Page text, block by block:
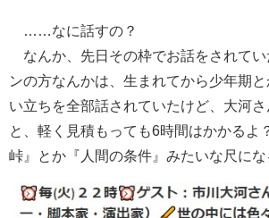
……なに話すの？
なんか、先日その枠でお話をされてい
ンの方なんかは、生まれてから少年期
い立ちを全部話されていたけど、大河
と、軽く見積もっても6時間はかかる
峠』とか『人間の条件』みたいな尺にな